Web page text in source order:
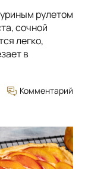
рулетом
сочной
легко,
в
Комментарий